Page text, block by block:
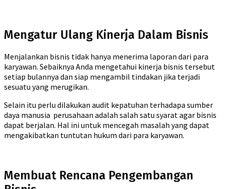
Mengatur Ulang Kinerja Dalam Bisnis
Menjalankan bisnis tidak hanya menerima laporan dari para
karyawan. Sebaiknya Anda mengetahui kinerja bisnis tersebut
setiap bulannya dan siap mengambil tindakan jika terjadi
sesuatu yang merugikan.
Selain itu perlu dilakukan audit kepatuhan terhadapa sumber
daya manusia perusahaan adalah salah satu syarat agar bisnis
dapat berjalan. Hal ini untuk mencegah masalah yang dapat
mengakibatkan tuntutan hukum dari para karyawan.
Membuat Rencana Pengembangan